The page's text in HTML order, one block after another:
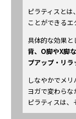
ピラティスと
ことができるエ
具体的な効果と
背、O脚やX脚
プアップ・リラ
しなやかでメ
ヨガで変わら
ピラティスは、